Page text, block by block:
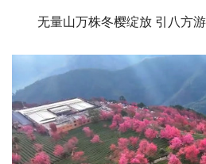
无量山万株冬樱绽放 引八方